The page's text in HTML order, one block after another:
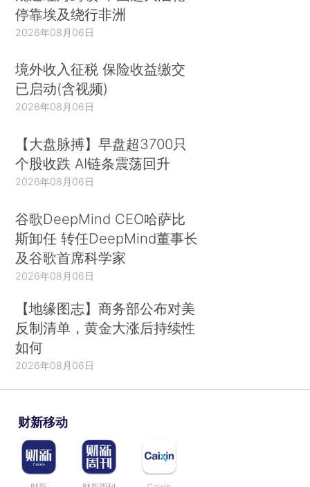
停靠埃及绕行非洲
2026年08月06日
境外收入征税 保险收益缴交
已启动(含视频)
2026年08月06日
【大盘脉搏】早盘超3700只
个股收跌 AI链条震荡回升
2026年08月06日
谷歌DeepMind CEO哈萨比
斯卸任 转任DeepMind董事长
及谷歌首席科学家
2026年08月06日
【地缘图志】商务部公布对美
反制清单，黄金大涨后持续性
如何
2026年08月06日
财新移动